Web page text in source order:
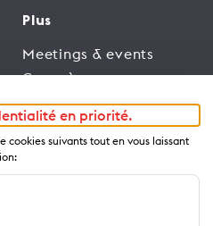
Plus
Meetings & events
Congrès
Trade
Espace Médias
Annonceurs
Brochures et guides
en priorité.
cookies suivants tout en vous laissant